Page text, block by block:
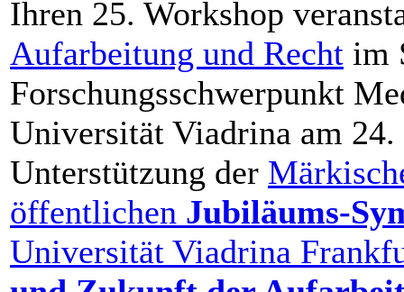
Ihren 25. Workshop
Aufarbeitung und Recht im
Forschungsschwerpunkt
Universität Viadrina am
Unterstützung der
öffentlichen Jubiläums-
Universität Viadrina